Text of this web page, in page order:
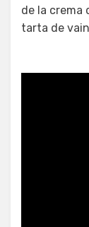
de la crema
tarta de